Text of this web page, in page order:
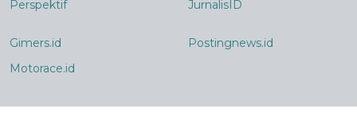
Perspektif JurnalisID
Gimers.id
Motorace.id
Postingnews.id